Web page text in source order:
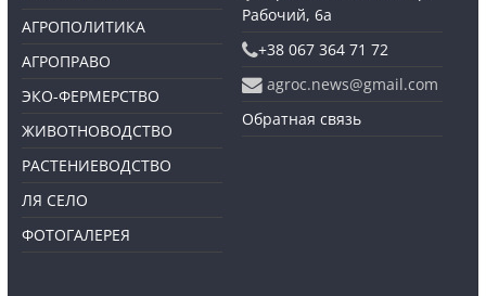
АГРОПОЛИТИКА
АГРОПРАВО
ЭКО-ФЕРМЕРСТВО
ЖИВОТНОВОДСТВО
РАСТЕНИЕВОДСТВО
ЛЯ СЕЛО
ФОТОГАЛЕРЕЯ
Рабочий, 6а
+38 067 364 71 72
agroc.news@gmail.com
Обратная связь